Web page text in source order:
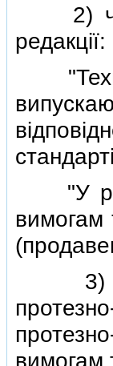
2)
редакцiї:
"У разi
вимогам
3) у
вимогам